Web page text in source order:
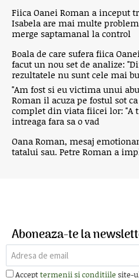
Fiica Oanei Roman a inceput
Isabela are mai multe
merge saptamanal la control
Boala de care sufera fiica
facut un nou set de analize:
rezultatele nu sunt cele mai
"Am fost si eu victima unui
Roman il acuza pe fostul sot
complet din viata fiicei lor: "A
intreaga fara sa o vad
Oana Roman, mesaj
tatalui sau. Petre Roman a
Aboneaza-te la
Accepttermenii si conditiile site-